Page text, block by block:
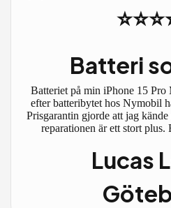
Batteri
Batteriet på min iPhone 15
efter batteribytet hos Nymobil
Prisgarantin gjorde att jag
reparationen är ett stort plus.
Lucas